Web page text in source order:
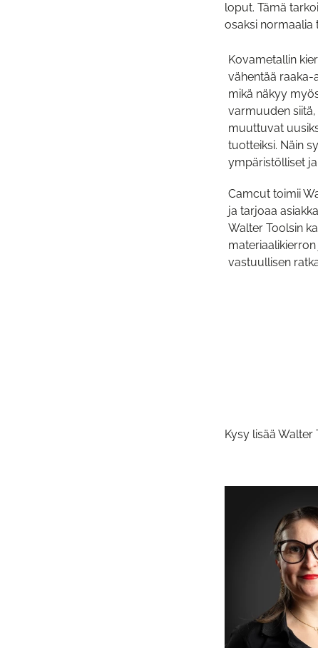
loput. Tämä
osaksi normaalia
Kovametallin
vähentää raaka-
mikä näkyy
varmuuden
muuttuvat
tuotteiksi. Näin
ympäristölliset
Camcut toimii
ja tarjoaa
Walter Toolsin
vastuullisen
Kysy lisää